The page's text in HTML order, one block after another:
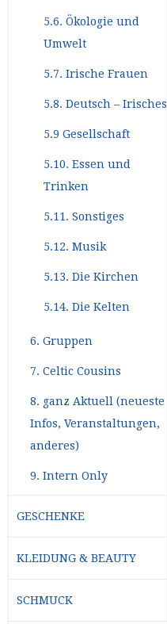
5.6. Ökologie und
Umwelt
5.7. Irische Frauen
5.8. Deutsch – Irisches
5.9 Gesellschaft
5.10. Essen und
Trinken
5.11. Sonstiges
5.12. Musik
5.13. Die Kirchen
5.14. Die Kelten
6. Gruppen
7. Celtic Cousins
8. ganz Aktuell (neueste
Infos, Veranstaltungen,
anderes)
9. Intern Only
GESCHENKE
KLEIDUNG & BEAUTY
SCHMUCK